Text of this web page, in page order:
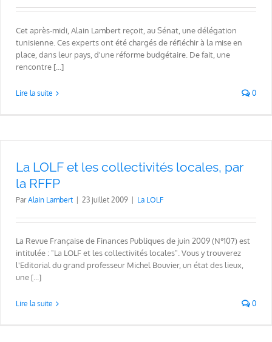
Cet après-midi, Alain Lambert reçoit, au Sénat, une délégation
tunisienne. Ces experts ont été chargés de réfléchir à la mise en
place, dans leur pays, d'une réforme budgétaire. De fait, une
rencontre [...]
Lire la suite 0
La LOLF et les collectivités locales, par
la RFFP
ParAlain Lambert 23 juillet 2009 La LOLF
La Revue Française de Finances Publiques de juin 2009 (N°107) est
intitulée : "La LOLF et les collectivités locales". Vous y trouverez
l'Editorial du grand professeur Michel Bouvier, un état des lieux,
une [...]
Lire la suite 0